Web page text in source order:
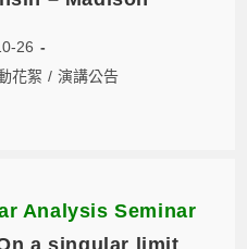
26
花絮 / 演講公告
Analysis Seminar
On a singular limit